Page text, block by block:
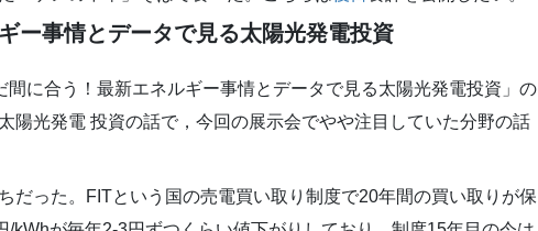
ー事情とデータで見る太陽光発電投資
に合う！最新エネルギー事情とデータで見る太陽光発電投資」の
陽光発電 投資の話で，今回の展示会でやや注目していた分野の話
だった。FITという国の売電買い取り制度で20年間の買い取りが保